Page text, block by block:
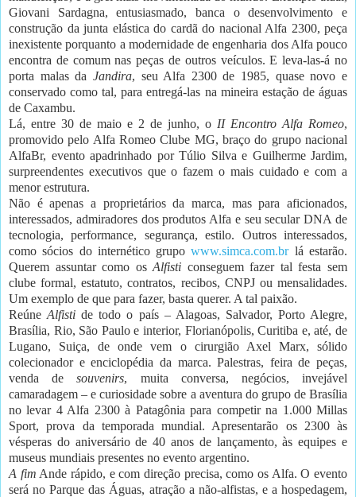
Giovani Sardagna, entusiasmado, banca o desenvolvimento e
construção da junta elástica do cardã do nacional Alfa 2300, peça
inexistente porquanto a modernidade de engenharia dos Alfa pouco
encontra de comum nas peças de outros veículos. E leva-las-á no
porta malas da Jandira, seu Alfa 2300 de 1985, quase novo e
conservado como tal, para entregá-las na mineira estação de águas
de Caxambu.
Lá, entre 30 de maio e 2 de junho, o II Encontro Alfa Romeo,
promovido pelo Alfa Romeo Clube MG, braço do grupo nacional
AlfaBr, evento apadrinhado por Túlio Silva e Guilherme Jardim,
surpreendentes executivos que o fazem o mais cuidado e com a
menor estrutura.
Não é apenas a proprietários da marca, mas para aficionados,
interessados, admiradores dos produtos Alfa e seu secular DNA de
tecnologia, performance, segurança, estilo. Outros interessados,
como sócios do internético grupowww.simca.com.brlá estarão.
Querem assuntar como osAlfisti conseguem fazer tal festa sem
clube formal, estatuto, contratos, recibos, CNPJ ou mensalidades.
Um exemplo de que para fazer, basta querer. A tal paixão.
ReúneAlfisti de todo o país – Alagoas, Salvador, Porto Alegre,
Brasília, Rio, São Paulo e interior, Florianópolis, Curitiba e, até, de
Lugano, Suiça, de onde vem o cirurgião Axel Marx, sólido
colecionador e enciclopédia da marca. Palestras, feira de peças,
venda desouvenirs, muita conversa, negócios, invejável
camaradagem – e curiosidade sobre a aventura do grupo de Brasília
no levar 4 Alfa 2300 à Patagônia para competir na 1.000 Millas
Sport, prova da temporada mundial. Apresentarão os 2300 às
vésperas do aniversário de 40 anos de lançamento, às equipes e
museus mundiais presentes no evento argentino.
A fim Ande rápido, e com direção precisa, como os Alfa. O evento
será no Parque das Águas, atração a não-alfistas, e a hospedagem,